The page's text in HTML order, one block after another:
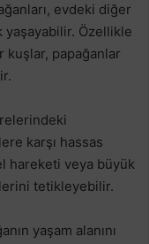
evdeki diğer
yaşayabilir. Özellikle
papağanlar
karşı hassas
hareketi veya büyük
tetikleyebilir.
yaşam alanını